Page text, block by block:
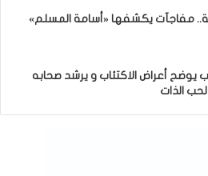
مفاجآت يكشفها «أسامة المسلم»
يوضح أعراض الاكتئاب و يرشد صحابه
الذات